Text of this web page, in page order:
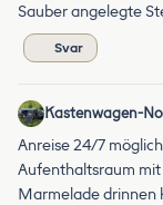
Sauber angelegte
Svar
Kastenwagen-
Anreise 24/7
Aufenthaltsraum mit
Marmelade drinnen